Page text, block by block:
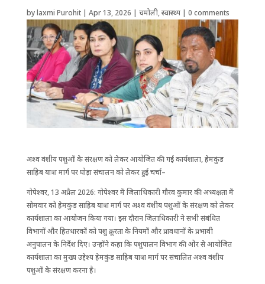
bylaxmi Purohit| Apr 13, 2026 | चमोली,स्वास्थ्य| 0 comments
अश्व वंशीय पशुओं के संरक्षण को लेकर आयोजित की गई कार्यशाला, हेमकुंड
साहिब यात्रा मार्ग पर घोड़ा संचालन को लेकर हुई चर्चा–
गोपेश्वर, 13 अप्रैल 2026: गोपेश्वर में जिलाधिकारी गौरव कुमार की अध्यक्षता में
सोमवार को हेमकुंड साहिब यात्रा मार्ग पर अश्व वंशीय पशुओं के संरक्षण को लेकर
कार्यशाला का आयोजन किया गया। इस दौरान जिलाधिकारी ने सभी संबंधित
विभागों और हितधारकों को पशु क्रूरता के नियमों और प्रावधानों के प्रभावी
अनुपालन के निर्देश दिए। उन्होंने कहा कि पशुपालन विभाग की ओर से आयोजित
कार्यशाला का मुख्य उद्देश्य हेमकुंड साहिब यात्रा मार्ग पर संचालित अश्व वंशीय
पशुओं के संरक्षण करना है।